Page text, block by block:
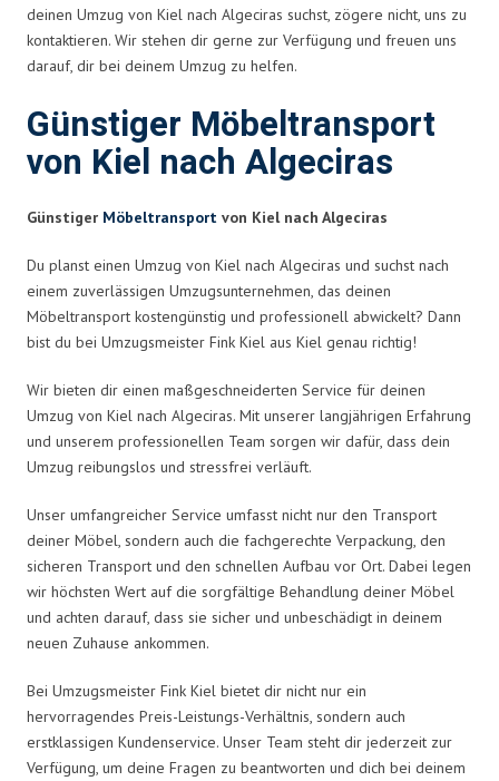
deinen Umzug von Kiel nach Algeciras suchst, zögere nicht, uns zu
kontaktieren. Wir stehen dir gerne zur Verfügung und freuen uns
darauf, dir bei deinem Umzug zu helfen.
Günstiger Möbeltransport
von Kiel nach Algeciras
Günstiger Möbeltransport von Kiel nach Algeciras
Du planst einen Umzug von Kiel nach Algeciras und suchst nach
einem zuverlässigen Umzugsunternehmen, das deinen
Möbeltransport kostengünstig und professionell abwickelt? Dann
bist du bei Umzugsmeister Fink Kiel aus Kiel genau richtig!
Wir bieten dir einen maßgeschneiderten Service für deinen
Umzug von Kiel nach Algeciras. Mit unserer langjährigen Erfahrung
und unserem professionellen Team sorgen wir dafür, dass dein
Umzug reibungslos und stressfrei verläuft.
Unser umfangreicher Service umfasst nicht nur den Transport
deiner Möbel, sondern auch die fachgerechte Verpackung, den
sicheren Transport und den schnellen Aufbau vor Ort. Dabei legen
wir höchsten Wert auf die sorgfältige Behandlung deiner Möbel
und achten darauf, dass sie sicher und unbeschädigt in deinem
neuen Zuhause ankommen.
Bei Umzugsmeister Fink Kiel bietet dir nicht nur ein
hervorragendes Preis-Leistungs-Verhältnis, sondern auch
erstklassigen Kundenservice. Unser Team steht dir jederzeit zur
Verfügung, um deine Fragen zu beantworten und dich bei deinem